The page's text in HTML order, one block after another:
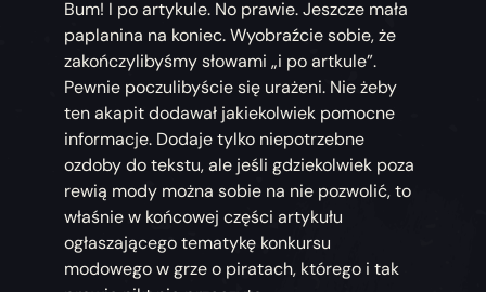
Bum! I po artykule. No prawie. Jeszcze mała
paplanina na koniec. Wyobraźcie sobie, że
zakończylibyśmy słowami „i po artkule”.
Pewnie poczulibyście się urażeni. Nie żeby
ten akapit dodawał jakiekolwiek pomocne
informacje. Dodaje tylko niepotrzebne
ozdoby do tekstu, ale jeśli gdziekolwiek poza
rewią mody można sobie na nie pozwolić, to
właśnie w końcowej części artykułu
ogłaszającego tematykę konkursu
modowego w grze o piratach, którego i tak